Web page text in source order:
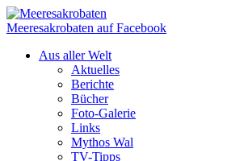
Meeresakrobaten auf Facebook
Aus aller Welt
Aktuelles
Berichte
Bücher
Foto-Galerie
Links
Mythos Wal
TV-Tipps